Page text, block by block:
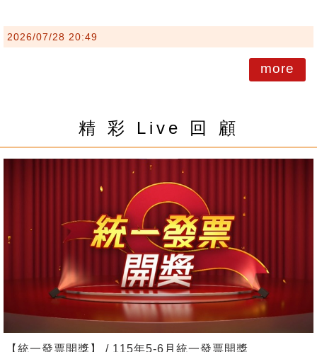
2026/07/28 20:49
more
精 彩 Live 回 顧
【統一發票開獎】 / 115年5-6月統一發票開獎